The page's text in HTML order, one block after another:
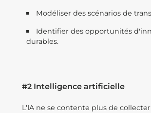
Modéliser des scénarios de
Identifier des opportunités
durables.
#2 Intelligence artificielle
L'IA ne se contente plus de